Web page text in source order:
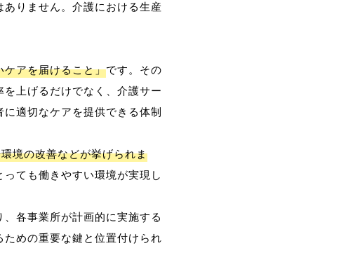
りません。介護における生産
ケアを届けること」です。その
上げるだけでなく、介護サー
適切なケアを提供できる体制
境の改善などが挙げられま
ても働きやすい環境が実現し
各事業所が計画的に実施する
めの重要な鍵と位置付けられ